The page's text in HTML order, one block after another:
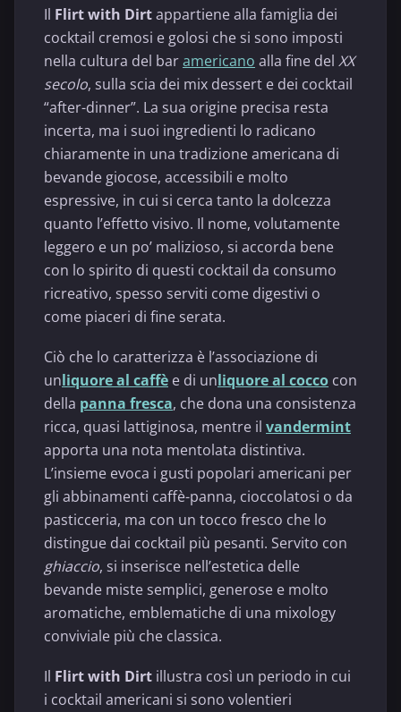
Il Flirt with Dirtappartiene alla famiglia dei
cocktail cremosi e golosi che si sono imposti
nella cultura del baramericano alla fine del XX
secolo, sulla scia dei mix dessert e dei cocktail
“after-dinner”. La sua origine precisa resta
incerta, ma i suoi ingredienti lo radicano
chiaramente in una tradizione americana di
bevande giocose, accessibili e molto
espressive, in cui si cerca tanto la dolcezza
quanto l’effetto visivo. Il nome, volutamente
leggero e un po’ malizioso, si accorda bene
con lo spirito di questi cocktail da consumo
ricreativo, spesso serviti come digestivi o
come piaceri di fine serata.
Ciò che lo caratterizza è l’associazione di
unliquore al caffè e di unliquore al cocco con
della panna fresca, che dona una consistenza
ricca, quasi lattiginosa, mentre il vandermint
apporta una nota mentolata distintiva.
L’insieme evoca i gusti popolari americani per
gli abbinamenti caffè-panna, cioccolatosi o da
pasticceria, ma con un tocco fresco che lo
distingue dai cocktail più pesanti. Servito con
ghiaccio, si inserisce nell’estetica delle
bevande miste semplici, generose e molto
aromatiche, emblematiche di una mixology
conviviale più che classica.
Il Flirt with Dirt illustra così un periodo in cui
i cocktail americani si sono volentieri